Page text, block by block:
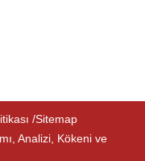
Sitemap
Analizi, Kökeni ve